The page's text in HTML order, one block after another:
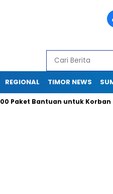
REGIONAL TIMOR NEWS
untuk Korban